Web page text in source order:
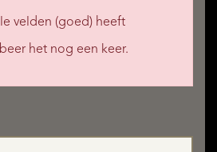
velden (goed) heeft
het nog een keer.